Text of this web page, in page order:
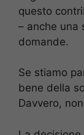
questo
– anche una
domande.
Se stiamo
bene della
Davvero, non